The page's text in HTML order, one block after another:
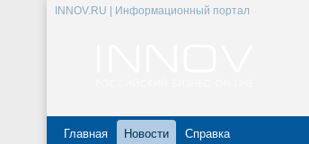
INNOV.RU | Информационный портал
Главная Новости Справка